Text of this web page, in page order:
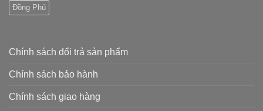
Đồng Phú
Chính sách đổi trả sản phẩm
Chính sách bảo hành
Chính sách giao hàng